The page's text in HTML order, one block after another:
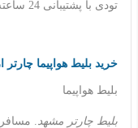
تودی با پشتیبانی 24 ساعته.
خرید بلیط هواپیما چارتر
بلیط هواپیما
بلیط چارتر مشهد.